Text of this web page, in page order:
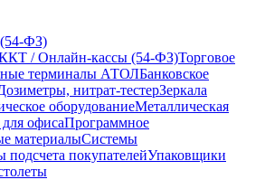
ФЗ)
/ Онлайн-кассы (54-ФЗ)Торговое
терминалы АТОЛБанковское
нитрат-тестерЗеркала
оборудованиеМеталлическая
офисаПрограммное
материалыСистемы
подсчета покупателейУпаковщики